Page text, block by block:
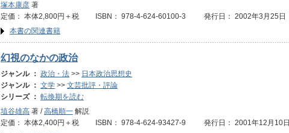
塚本康彦 著
定価： 本体2,800円＋税 ISBN： 978-4-624-60100-3 発行日： 2002年3月25日
本書の関連書籍
幻視のなかの政治
ジャンル ： 政治・法 >> 日本政治思想史
ジャンル ： 文学 >> 文芸批評・評論
シリーズ ： 転換期を読む
埴谷雄高 著 /高橋順一 解説
定価： 本体2,400円＋税 ISBN： 978-4-624-93427-9 発行日： 2001年12月10日